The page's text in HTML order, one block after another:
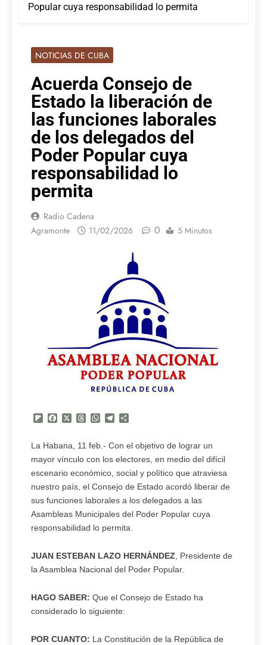
Popular cuya responsabilidad lo permita
NOTICIAS DE CUBA
Acuerda Consejo de
Estado la liberación de
las funciones laborales
de los delegados del
Poder Popular cuya
responsabilidad lo
permita
Radio Cadena
Agramonte
11/02/2026 0 5 Minutos
Flipboard
Facebook
X Threads
WhatsApp
Telegram
La Habana, 11 feb.- Con el objetivo de lograr un
mayor vínculo con los electores, en medio del difícil
escenario económico, social y político que atraviesa
nuestro país, el Consejo de Estado acordó liberar de
sus funciones laborales a los delegados a las
Asambleas Municipales del Poder Popular cuya
responsabilidad lo permita.
JUAN ESTEBAN LAZO HERNÁNDEZ, Presidente de
la Asamblea Nacional del Poder Popular.
HAGO SABER: Que el Consejo de Estado ha
considerado lo siguiente:
POR CUANTO: La Constitución de la República de